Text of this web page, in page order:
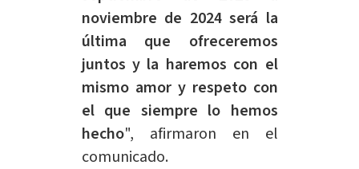
noviembre de 2024 será la
última que ofreceremos
juntos y la haremos con el
mismo amor y respeto con
el que siempre lo hemos
hecho", afirmaron en el
comunicado.